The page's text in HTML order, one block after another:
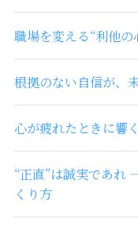
職場を変える“利他
根拠のない自信が、
心が疲れたときに響
“正直”は誠実であれ
くり方